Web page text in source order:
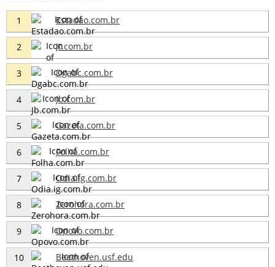
1 Estadao.com.br
2 Jt.com.br
3 Dgabc.com.br
4 Jb.com.br
5 Gazeta.com.br
6 Folha.com.br
7 Odia.ig.com.br
8 Zerohora.com.br
9 Opovo.com.br
10 Beethoven.usf.edu